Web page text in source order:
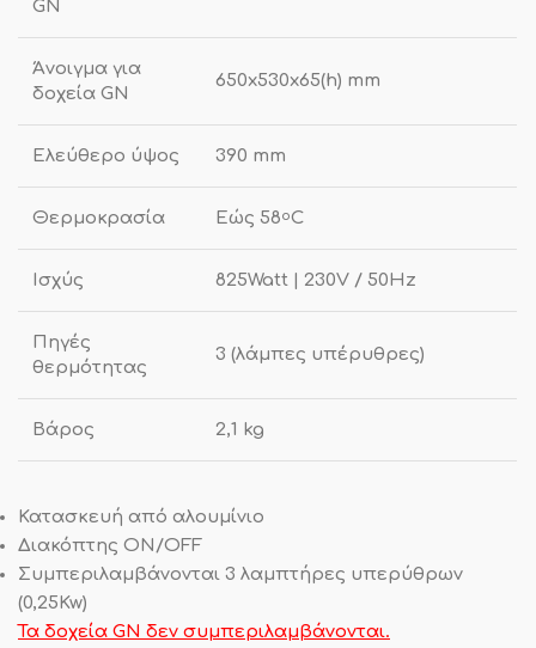
GN
Άνοιγμα για
δοχεία GN
650x530x65(h) mm
Ελεύθερο ύψος 390 mm
Θερμοκρασία Εώς 58οC
Ισχύς 825Watt | 230V / 50Hz
Πηγές
θερμότητας
3 (λάμπες υπέρυθρες)
Βάρος 2,1 kg
Κατασκευή από αλουμίνιο
Διακόπτης ON/OFF
Συμπεριλαμβάνονται 3 λαμπτήρες υπερύθρων
(0,25Kw)
Τα δοχεία GN δεν συμπεριλαμβάνονται.